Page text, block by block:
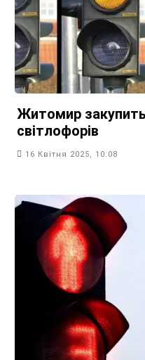
Житомир
світлофорів
16 Квітня 2025, 10:08